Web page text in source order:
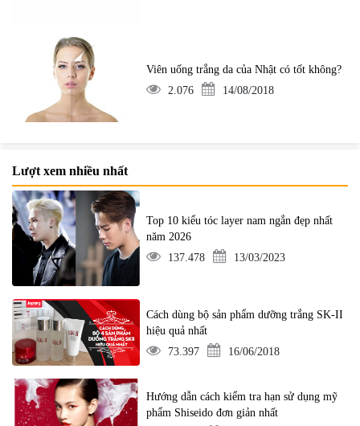
Viên uống trắng da của Nhật có tốt không?
2.076
14/08/2018
Lượt xem nhiều nhất
Top 10 kiểu tóc layer nam ngắn đẹp nhất
năm 2026
137.478
13/03/2023
Cách dùng bộ sản phẩm dưỡng trắng SK-II
hiệu quả nhất
73.397
16/06/2018
Hướng dẫn cách kiểm tra hạn sử dụng mỹ
phẩm Shiseido đơn giản nhất